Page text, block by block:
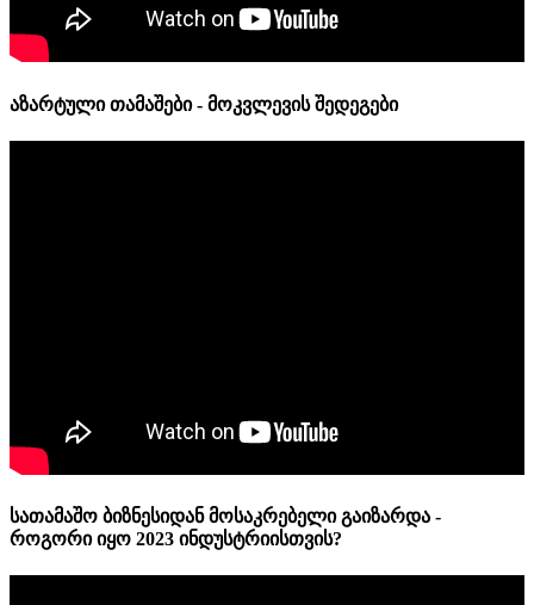
აზარტული თამაშები - მოკვლევის შედეგები
სათამაშო ბიზნესიდან მოსაკრებელი გაიზარდა -
როგორი იყო 2023 ინდუსტრიისთვის?